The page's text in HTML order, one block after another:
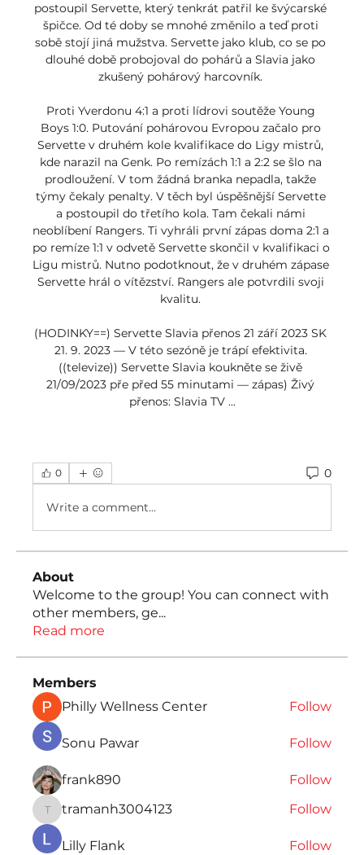
postoupil Servette, který tenkrát patřil ke švýcarské
špičce. Od té doby se mnohé změnilo a teď proti
sobě stojí jiná mužstva. Servette jako klub, co se po
dlouhé době probojoval do pohárů a Slavia jako
zkušený pohárový harcovník.
Proti Yverdonu 4:1 a proti lídrovi soutěže Young
Boys 1:0. Putování pohárovou Evropou začalo pro
Servette v druhém kole kvalifikace do Ligy mistrů,
kde narazil na Genk. Po remízách 1:1 a 2:2 se šlo na
prodloužení. V tom žádná branka nepadla, takže
týmy čekaly penalty. V těch byl úspěšnější Servette
a postoupil do třetího kola. Tam čekali námi
neoblíbení Rangers. Ti vyhráli první zápas doma 2:1 a
po remíze 1:1 v odvetě Servette skončil v kvalifikaci o
Ligu mistrů. Nutno podotknout, že v druhém zápase
Servette hrál o vítězství. Rangers ale potvrdili svoji
kvalitu.
(HODINKY==) Servette Slavia přenos 21 září 2023 SK
21. 9. 2023 — V této sezóně je trápí efektivita.
((televize)) Servette Slavia koukněte se živě
21/09/2023 pře před 55 minutami — zápas) Živý
přenos: Slavia TV ...
0 0
Write a comment...
About
Welcome to the group! You can connect with
other members, ge...
Read more
Members
Philly Wellness Center
Follow
Sonu Pawar Follow
frank890 Follow
tramanh3004123
tramanh3004123 Follow
Lilly Flank Follow